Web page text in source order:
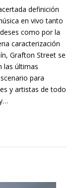
definición
en vivo tanto
como por la
caracterización
Grafton Street se
las últimas
para
y artistas de todo